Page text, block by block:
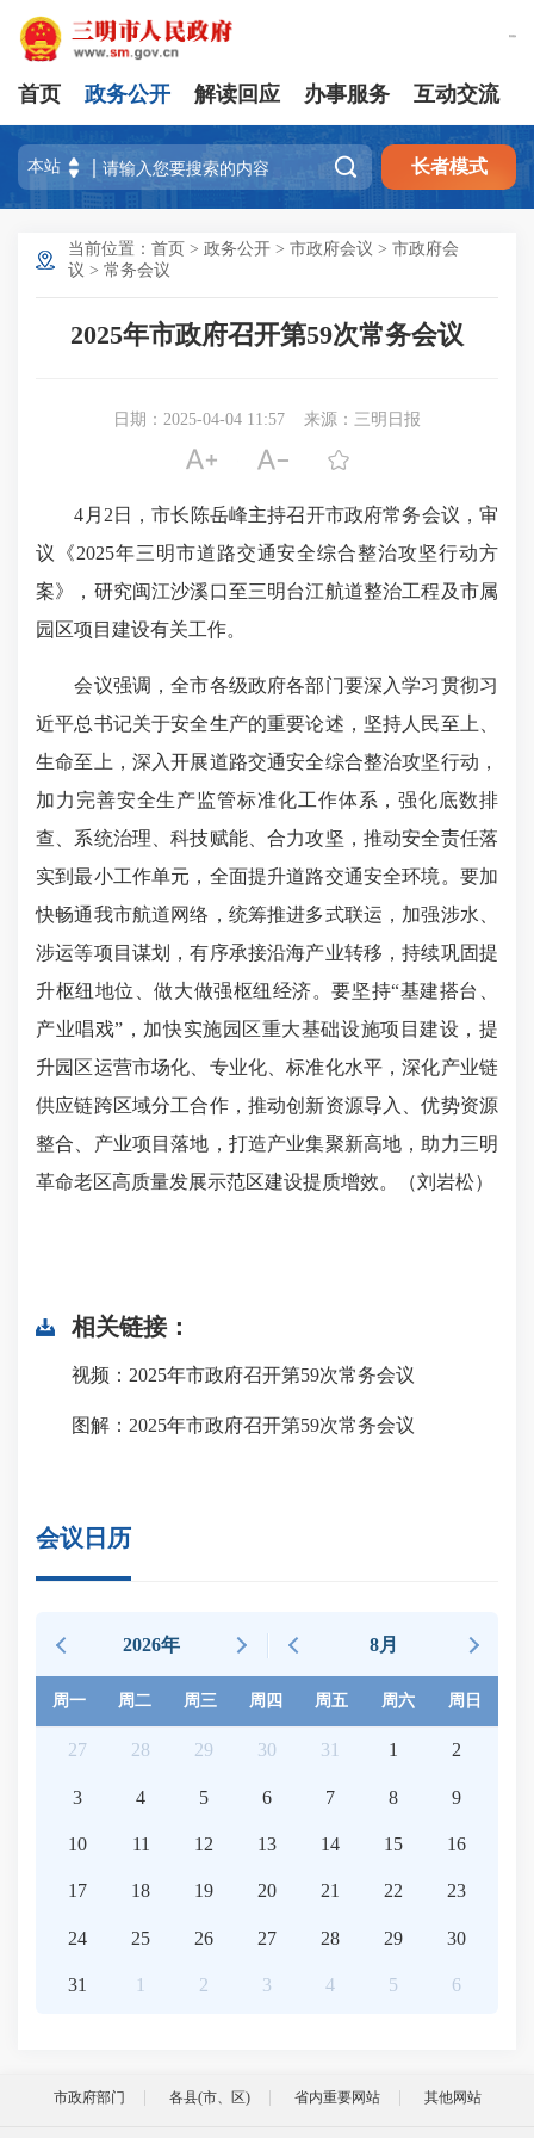
首页 政务公开 解读回应 办事服务 互动交流
 长者模式
当前位置： 首页 > 政务公开 > 市政府会议 > 市政府会
议 > 常务会议
2025年市政府召开第59次常务会议
日期：2025-04-04 11:57 来源：三明日报
  
4月2日，市长陈岳峰主持召开市政府常务会议，审
议《2025年三明市道路交通安全综合整治攻坚行动方
案》，研究闽江沙溪口至三明台江航道整治工程及市属
园区项目建设有关工作。
会议强调，全市各级政府各部门要深入学习贯彻习
近平总书记关于安全生产的重要论述，坚持人民至上、
生命至上，深入开展道路交通安全综合整治攻坚行动，
加力完善安全生产监管标准化工作体系，强化底数排
查、系统治理、科技赋能、合力攻坚，推动安全责任落
实到最小工作单元，全面提升道路交通安全环境。要加
快畅通我市航道网络，统筹推进多式联运，加强涉水、
涉运等项目谋划，有序承接沿海产业转移，持续巩固提
升枢纽地位、做大做强枢纽经济。要坚持“基建搭台、
产业唱戏”，加快实施园区重大基础设施项目建设，提
升园区运营市场化、专业化、标准化水平，深化产业链
供应链跨区域分工合作，推动创新资源导入、优势资源
整合、产业项目落地，打造产业集聚新高地，助力三明
革命老区高质量发展示范区建设提质增效。（刘岩松）
相关链接：
视频：2025年市政府召开第59次常务会议
图解：2025年市政府召开第59次常务会议
会议日历
2026年 8月
周一 周二 周三 周四 周五 周六 周日
27 28 29 30 31 1 2
3 4 5 6 7 8 9
10 11 12 13 14 15 16
17 18 19 20 21 22 23
24 25 26 27 28 29 30
31 1 2 3 4 5 6
市政府部门 各县(市、区) 省内重要网站 其他网站